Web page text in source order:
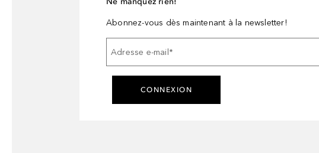
Abonnez-vous dès maintenant à la newsletter!
Adresse e-mail *
CONNEXION